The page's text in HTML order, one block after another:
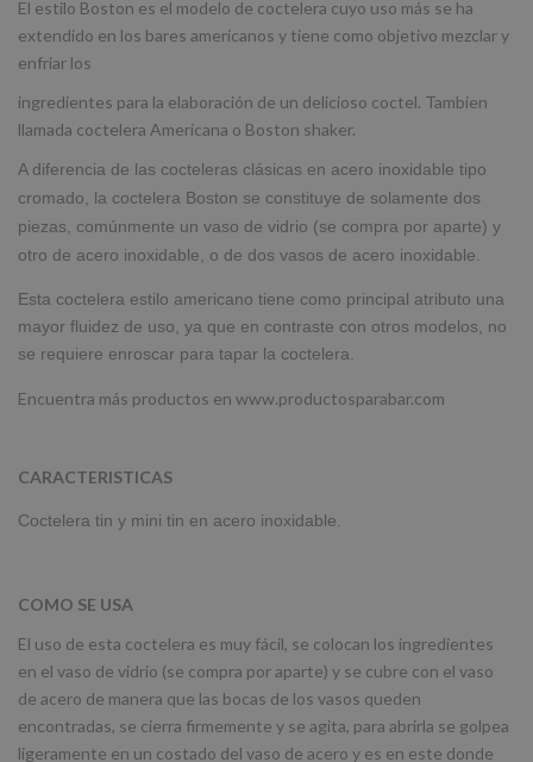
El estilo Boston es el modelo de coctelera cuyo uso más se ha
extendido en los bares americanos y tiene como objetivo mezclar y
enfriar los
ingredientes para la elaboración de un delicioso coctel. Tambien
llamada coctelera Americana o Boston shaker.
A diferencia de las cocteleras clásicas en acero inoxidable tipo
cromado, la coctelera Boston se constituye de solamente dos
piezas,
comúnmente un vaso de vidrio (se compra por aparte) y
otro de acero inoxidable , o de dos vasos de acero inoxidable.
Esta coctelera estilo americano tiene como principal atributo una
mayor fluidez de uso, ya que en contraste con otros modelos, no
se requiere enroscar para tapar la coctelera.
Encuentra más productos en www.productosparabar.com
CARACTERISTICAS
Coctelera tin y mini tin en acero inoxidable.
COMO SE USA
El uso de esta coctelera es muy fácil, se colocan los ingredientes
en el vaso de vidrio (se compra por aparte) y se cubre con el vaso
de acero de manera que las bocas de los vasos queden
encontradas, se cierra firmemente y se agita, para abrirla se golpea
ligeramente en un costado del vaso de acero y es en este donde